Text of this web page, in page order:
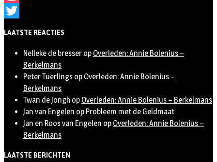
Instagram
LAATSTE REACTIES
Nelleke de bresser op Overleden: Annie Bolenius –
Berkelmans
Peter Tuerlings op Overleden: Annie Bolenius –
Berkelmans
Twan de Jongh op Overleden: Annie Bolenius – Berkelmans
Jan van Engelen op Probleem met de Geldmaat
Jan en Roos van Engelen op Overleden: Annie Bolenius –
Berkelmans
LAATSTE BERICHTEN